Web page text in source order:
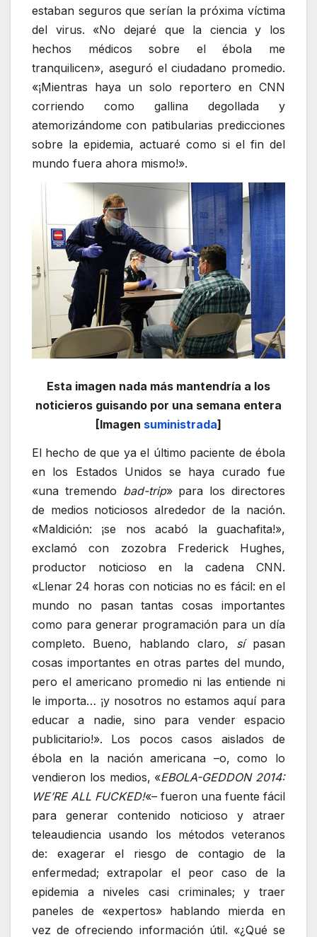
estaban seguros que serían la próxima víctima
del virus. «No dejaré que la ciencia y los
hechos médicos sobre el ébola me
tranquilicen», aseguró el ciudadano promedio.
«¡Mientras haya un solo reportero en CNN
corriendo como gallina degollada y
atemorizándome con patibularias predicciones
sobre la epidemia, actuaré como si el fin del
mundo fuera ahora mismo!».
Esta imagen nada más mantendría a los
noticieros guisando por una semana entera
[Imagen suministrada]
El hecho de que ya el último paciente de ébola
en los Estados Unidos se haya curado fue
«una tremendo bad-trip» para los directores
de medios noticiosos alrededor de la nación.
«Maldición: ¡se nos acabó la guachafita!»,
exclamó con zozobra Frederick Hughes,
productor noticioso en la cadena CNN.
«Llenar 24 horas con noticias no es fácil: en el
mundo no pasan tantas cosas importantes
como para generar programación para un día
completo. Bueno, hablando claro, sípasan
cosas importantes en otras partes del mundo,
pero el americano promedio ni las entiende ni
le importa… ¡y nosotros no estamos aquí para
educar a nadie, sino para vender espacio
publicitario!». Los pocos casos aislados de
ébola en la nación americana –o, como lo
vendieron los medios, «EBOLA-GEDDON 2014:
WE’RE ALL FUCKED!«– fueron una fuente fácil
para generar contenido noticioso y atraer
teleaudiencia usando los métodos veteranos
de: exagerar el riesgo de contagio de la
enfermedad; extrapolar el peor caso de la
epidemia a niveles casi criminales; y traer
paneles de «expertos» hablando mierda en
vez de ofreciendo información útil. «¿Qué se